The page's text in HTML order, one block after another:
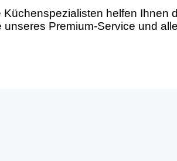
helfen Ihnen
Premium-Service und